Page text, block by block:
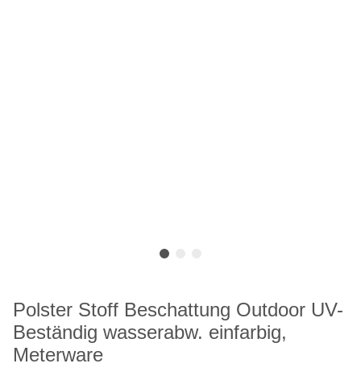
Polster Stoff Beschattung Outdoor UV-
Beständig wasserabw. einfarbig,
Meterware